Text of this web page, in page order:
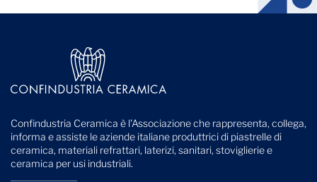
Confindustria Ceramica è l'Associazione che rappresenta, collega,
informa e assiste le aziende italiane produttrici di piastrelle di
ceramica, materiali refrattari, laterizi, sanitari, stoviglierie e
ceramica per usi industriali.